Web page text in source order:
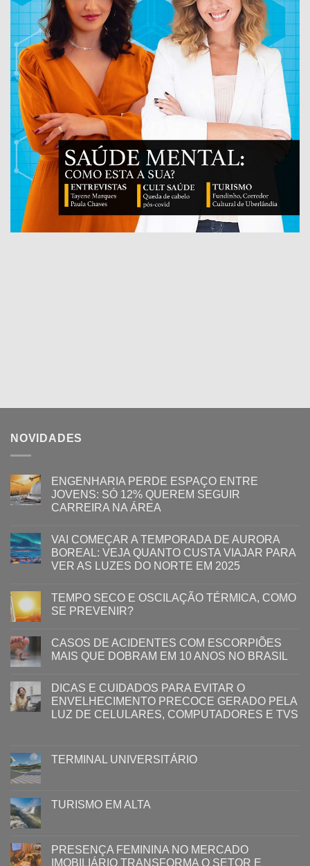
NOVIDADES
ENGENHARIA PERDE ESPAÇO ENTRE
JOVENS: SÓ 12% QUEREM SEGUIR
CARREIRA NA ÁREA
VAI COMEÇAR A TEMPORADA DE AURORA
BOREAL: VEJA QUANTO CUSTA VIAJAR PARA
VER AS LUZES DO NORTE EM 2025
TEMPO SECO E OSCILAÇÃO TÉRMICA, COMO
SE PREVENIR?
CASOS DE ACIDENTES COM ESCORPIÕES
MAIS QUE DOBRAM EM 10 ANOS NO BRASIL
DICAS E CUIDADOS PARA EVITAR O
ENVELHECIMENTO PRECOCE GERADO PELA
LUZ ​DE CELULARES, COMPUTADORES E TVS​​
TERMINAL UNIVERSITÁRIO
TURISMO EM ALTA
PRESENÇA FEMININA NO MERCADO
IMOBILIÁRIO TRANSFORMA O SETOR E